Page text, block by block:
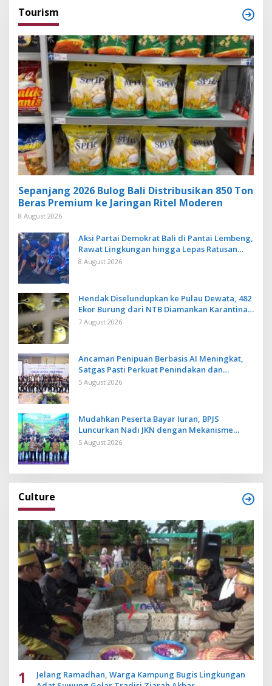
Tourism
Sepanjang 2026 Bulog Bali Distribusikan 850 Ton
Beras Premium ke Jaringan Ritel Moderen
8 August 2026
Aksi Partai Demokrat Bali di Pantai Lembeng,
Rawat Lingkungan hingga Lepas Ratusan
Tukik Bedawang Nala
8 August 2026
Hendak Diselundupkan ke Pulau Dewata, 482
Ekor Burung dari NTB Diamankan Karantina
Bali
7 August 2026
Ancaman Penipuan Berbasis AI Meningkat,
Satgas Pasti Perkuat Penindakan dan
Pengembangan Aplikasi Anti Penipuan
5 August 2026
Mudahkan Peserta Bayar Iuran, BPJS
Luncurkan Nadi JKN dengan Mekanisme
Menabung
5 August 2026
Culture
1
Jelang Ramadhan, Warga Kampung Bugis Lingkungan